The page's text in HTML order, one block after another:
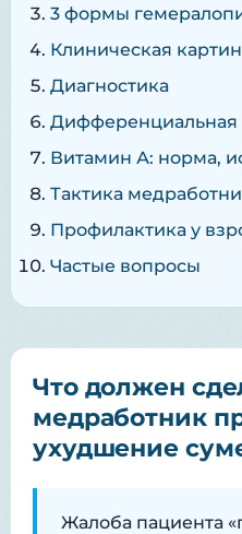
3 формы
Клиническая
Диагностика
Дифференциальная
Витамин А: норма,
Тактика
Профилактика у
Частые вопросы
Что должен
медработник
ухудшение
Жалоба пациента